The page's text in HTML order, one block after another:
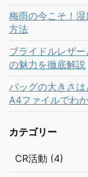
梅雨の今こそ！
方法
ブライドルレザ
の魅力を徹底解説
バッグの大きさ
A4ファイルでわ
カテゴリー
CR活動 (4)